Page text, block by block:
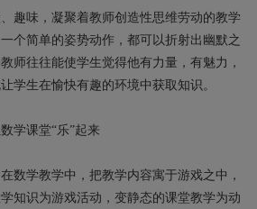
味，凝聚着教师创造性思维劳动的教学
个简单的姿势动作，都可以折射出幽默之
师往往能使学生觉得他有力量，有魅力，
学生在愉快有趣的环境中获取知识。
课堂“乐”起来
学教学中，把教学内容寓于游戏之中，
知识为游戏活动，变静态的课堂教学为动